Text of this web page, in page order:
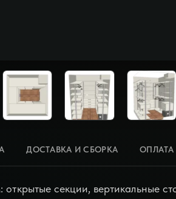
ДОСТАВКА И СБОРКА ОПЛАТА
секции, вертикальные